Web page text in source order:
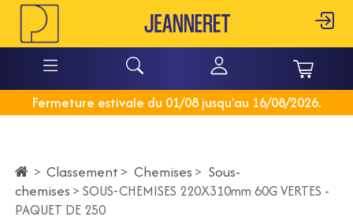
Fermeture estivale du 01/08 jusqu'au 16/08/2026.
> Classement > Chemises > Sous-
chemises >SOUS-CHEMISES 220X310mm 60G VERTES -
PAQUET DE 250